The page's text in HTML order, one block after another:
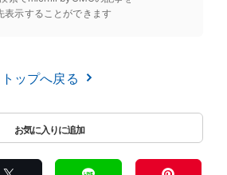
表示することができます
トップへ戻る